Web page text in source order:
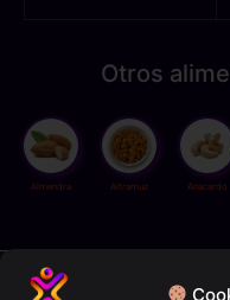
Otros
Almendra Altramuz Anacardo